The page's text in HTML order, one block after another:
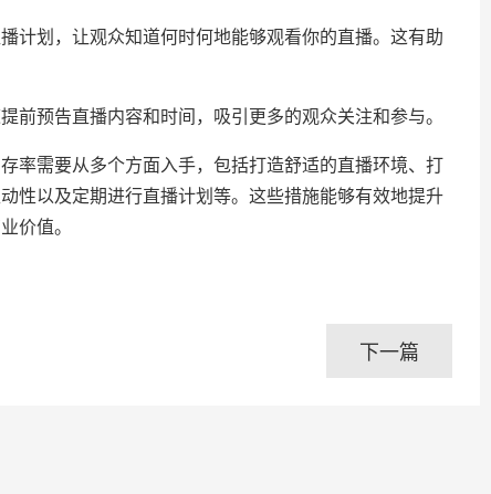
划，让观众知道何时何地能够观看你的直播。这有助
告直播内容和时间，吸引更多的观众关注和参与。
需要从多个方面入手，包括打造舒适的直播环境、打
性以及定期进行直播计划等。这些措施能够有效地提升
价值。
下一篇